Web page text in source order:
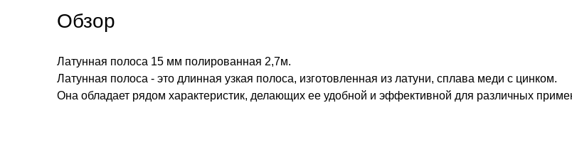
Обзор
Латунная полоса 15 мм полированная 2,7м.
Латунная полоса - это длинная узкая полоса, изготовленная из латуни, сплава меди с цинком.
Она обладает рядом характеристик, делающих ее удобной и эффективной для различных